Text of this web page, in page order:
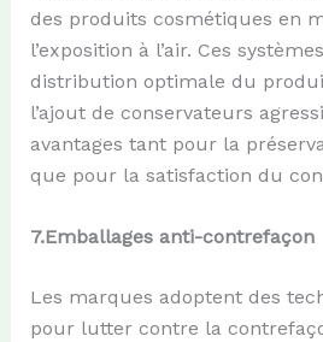
des produits cosmétiques en
l’exposition à l’air. Ces
distribution optimale du
l’ajout de conservateurs
avantages tant pour la
que pour la satisfaction du
7.Emballages anti-contrefaçon
Les marques adoptent des
pour lutter contre la